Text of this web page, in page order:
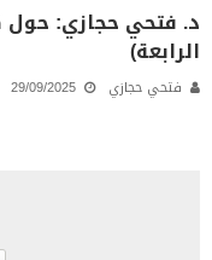
د. فتحي حجازي: حول
الرابعة)
فتحي حجازي 29/09/2025